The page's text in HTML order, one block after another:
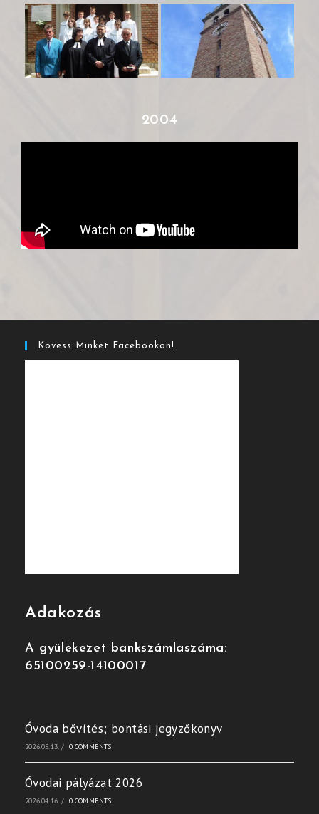
2004
Kövess Minket Facebookon!
Adakozás
A gyülekezet bankszámlaszáma:
65100259-14100017
Óvoda bővítés; bontási jegyzőkönyv
2026.05.13. / 0 COMMENTS
Óvodai pályázat 2026
2026.04.16. / 0 COMMENTS